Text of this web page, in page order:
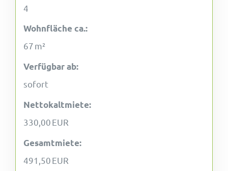
4
Wohnfläche ca.:
67 m²
Verfügbar ab:
sofort
Nettokaltmiete:
330,00 EUR
Gesamtmiete:
491,50 EUR